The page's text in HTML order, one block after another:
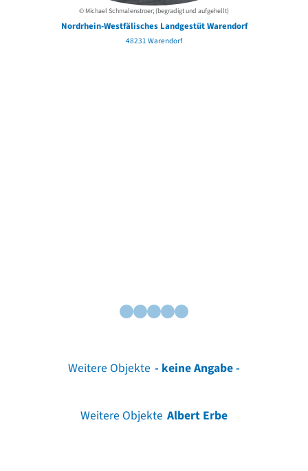
© Michael Schmalenstroer; (begradigt und aufgehellt)
Nordrhein-Westfälisches Landgestüt Warendorf
48231 Warendorf
Weitere Objekte - keine Angabe -
Weitere Objekte Albert Erbe